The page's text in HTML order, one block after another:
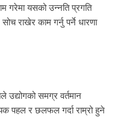
गरेमा यसको उन्नति प्रगति
राखेर काम गर्नु पर्ने धारणा
उद्योगको समग्र वर्तमान
पहल र छलफल गर्दा राम्रो हुने